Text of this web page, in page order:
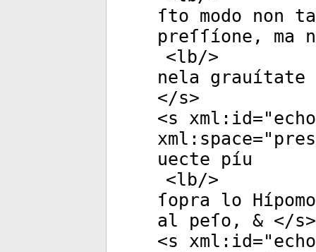
ſto modo non
preſſíone, ma
<lb/>
nela grauítate
</s>
<s xml:id="
xml:space="
uecte píu
<lb/>
ſopra lo
al peſo, & </s>
<s xml:id="